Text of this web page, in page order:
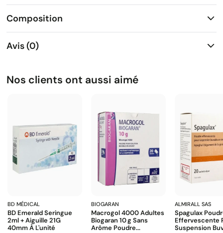
Composition
Avis (0)
Nos clients ont aussi aimé
BD MÉDICAL
BD Emerald Seringue
2ml + Aiguille 21G
40mm À L'unité
BIOGARAN
Macrogol 4000 Adultes
Biogaran 10 G Sans
Arôme Poudre...
ALMIRALL SAS
Spagulax
Effervescente
Suspension